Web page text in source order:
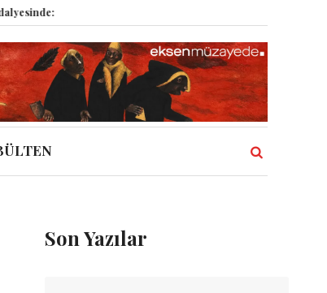
Epstein vakası kadim tanrıları nasıl komplo kanıtına dönüştürdü?
Son Yazılar